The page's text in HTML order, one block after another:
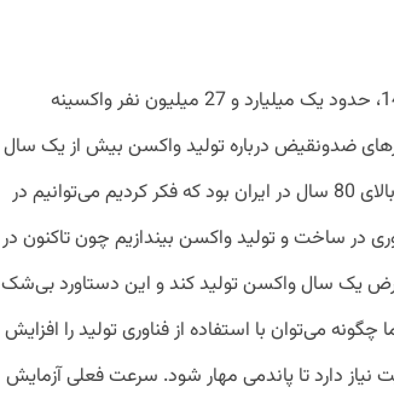
تاکنون، یعنی تا هجدهم اردیبهشت 1400، حدود یک میلیارد و 27 میلیون نفر واکسینه
ضدونقیض درباره تولید واکسن‌ بیش از یک سال
گذشته. در بحبوحه واکسیناسیون افراد بالای 80 سال در ایران بود که فکر کردیم می‌توانیم در
در ساخت و تولید واکسن بیندازیم چون تاکنون در
یک سال واکسن تولید کند و این دستاورد بی‌شک
می‌توان با استفاده از فناوری تولید را افزایش
نیاز دارد تا پاندمی مهار شود. سرعت فعلی آزمایش